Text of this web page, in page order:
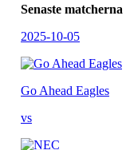
Senaste matcherna
2025-10-05
Go Ahead Eagles
vs